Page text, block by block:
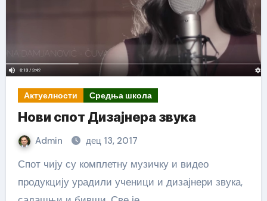
Актуелности Средња школа
Нови спот Дизајнера звука
Admin дец 13, 2017
Спот чију су комплетну музичку и видео
продукцију урадили ученици и дизајнери звука,